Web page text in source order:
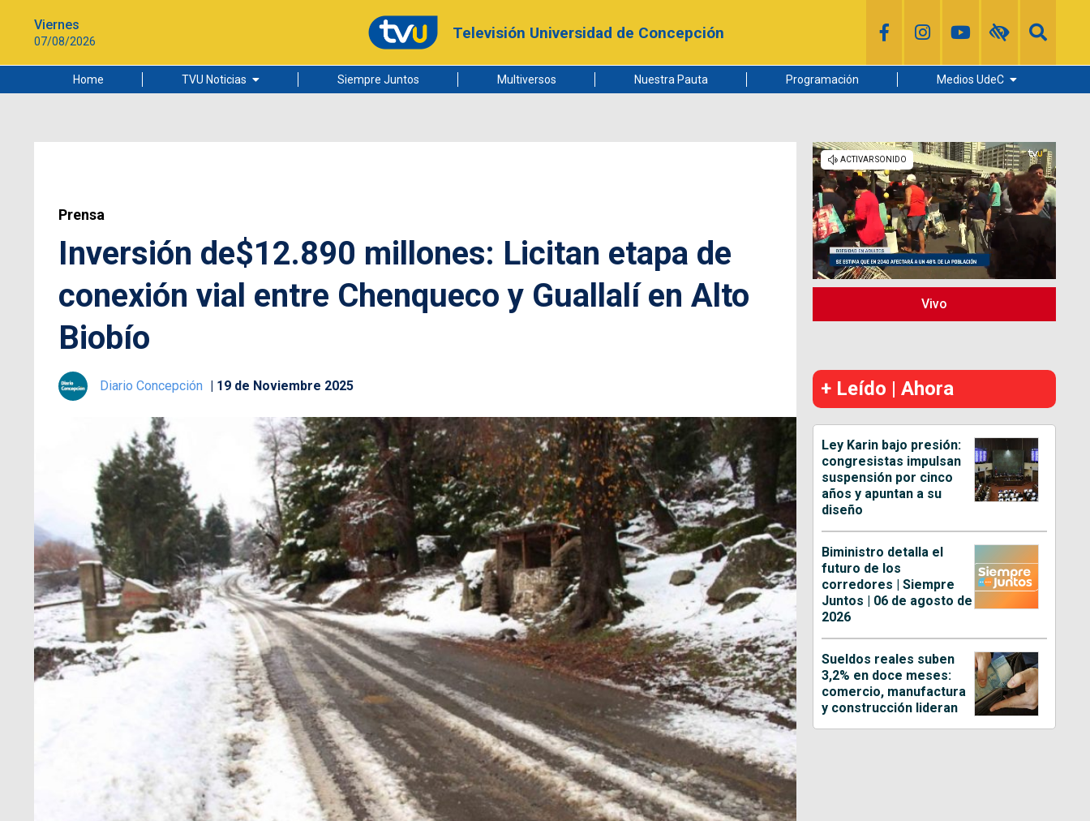
Viernes
07/08/2026 Televisión Universidad de Concepción
Home TVU Noticias
Ciudad
Siempre Juntos Multiversos Nuestra Pauta Programación Medios UdeC
Radio UdeC
Noticias UdeC
La Discusión
Prensa
Inversión de$12.890 millones: Licitan etapa de
conexión vial entre Chenqueco y Guallalí en Alto
Biobío
Diario Concepción 19 de Noviembre 2025
Vivo
+ Leído | Ahora
Ley Karin bajo presión:
congresistas impulsan
suspensión por cinco
años y apuntan a su
diseño
Biministro detalla el
futuro de los
corredores | Siempre
Juntos | 06 de agosto de
2026
Sueldos reales suben
3,2% en doce meses:
comercio, manufactura
y construcción lideran